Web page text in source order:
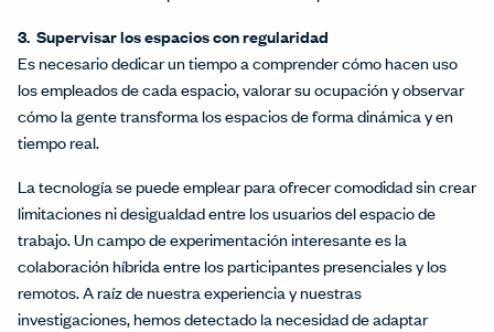
3. Supervisar los espacios con regularidad
Es necesario dedicar un tiempo a comprender cómo hacen uso
los empleados de cada espacio, valorar su ocupación y observar
cómo la gente transforma los espacios de forma dinámica y en
tiempo real.
La tecnología se puede emplear para ofrecer comodidad sin crear
limitaciones ni desigualdad entre los usuarios del espacio de
trabajo. Un campo de experimentación interesante es la
colaboración híbrida entre los participantes presenciales y los
remotos. A raíz de nuestra experiencia y nuestras
investigaciones, hemos detectado la necesidad de adaptar